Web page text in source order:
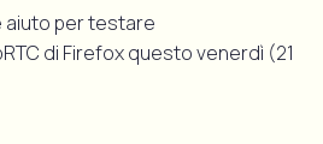
aiuto per testare
di Firefox questo venerdì (21